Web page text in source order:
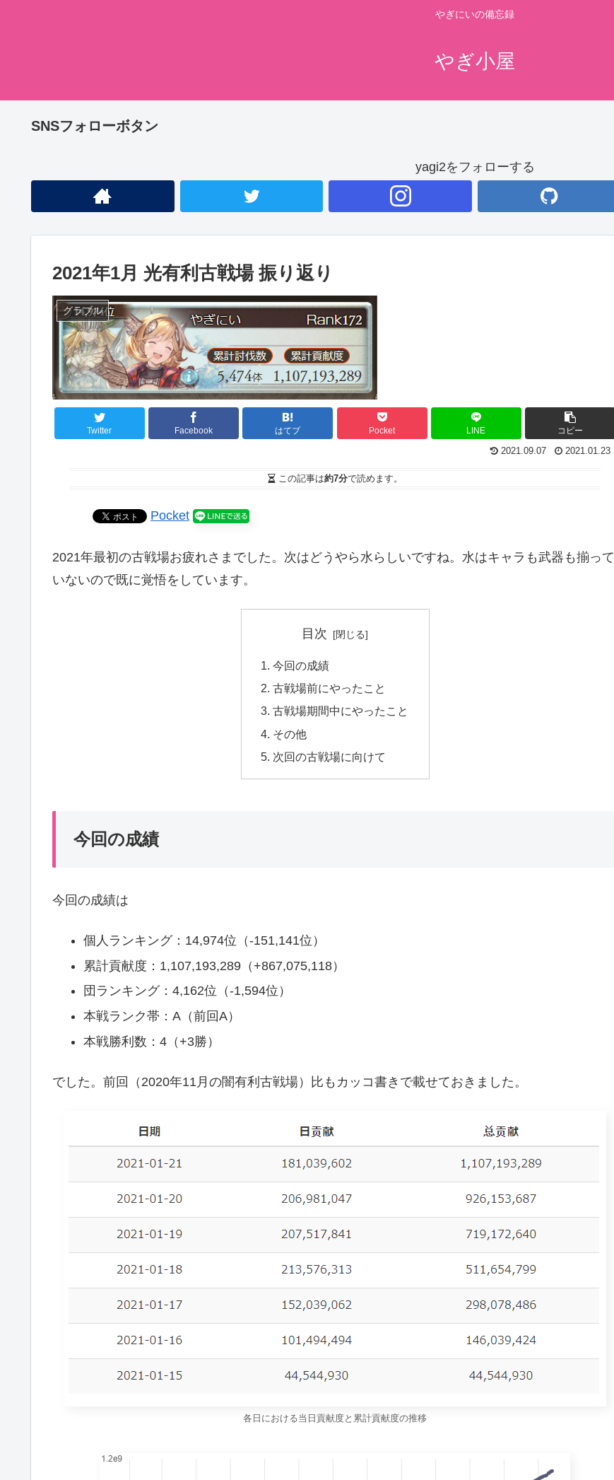
やぎにいの備忘録
やぎ小屋
SNSフォローボタン
yagi2をフォローする
2021年1月 光有利古戦場 振り返り
グラブル
Twitter Facebook はてブ Pocket LINE コピー
2021.09.07 2021.01.23
この記事は約7分で読めます。
Pocket
2021年最初の古戦場お疲れさまでした。次はどうやら水らしいですね。水はキャラも武器も揃って
いないので既に覚悟をしています。
目次
今回の成績
古戦場前にやったこと
古戦場期間中にやったこと
その他
次回の古戦場に向けて
今回の成績
今回の成績は
個人ランキング：14,974位（-151,141位）
累計貢献度：1,107,193,289（+867,075,118）
団ランキング：4,162位（-1,594位）
本戦ランク帯：A（前回A）
本戦勝利数：4（+3勝）
でした。前回（2020年11月の闇有利古戦場）比もカッコ書きで載せておきました。
各日における当日貢献度と累計貢献度の推移